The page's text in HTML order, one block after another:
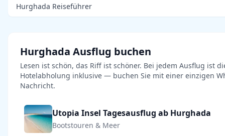
Hurghada Reiseführer
Hurghada Ausflug buchen
Lesen ist schön, das Riff ist schöner. Bei jedem Ausflug ist
Hotelabholung inklusive — buchen Sie mit einer einzigen
Nachricht.
Utopia Insel Tagesausflug ab Hurghada
Bootstouren & Meer